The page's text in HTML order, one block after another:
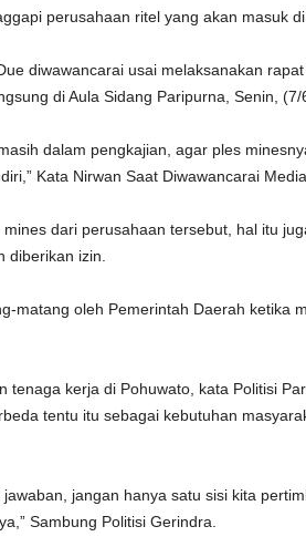
perusahaan ritel yang akan masuk di
diwawancarai usai melaksanakan
di Aula Sidang Paripurna, Senin, (7/
dalam pengkajian, agar ples
Kata Nirwan Saat Diwawancarai
dari perusahaan tersebut, hal itu
diberikan izin.
matang oleh Pemerintah Daerah ketika
tenaga kerja di Pohuwato, kata Politisi
tentu itu sebagai kebutuhan
jangan hanya satu sisi kita
Sambung Politisi Gerindra.